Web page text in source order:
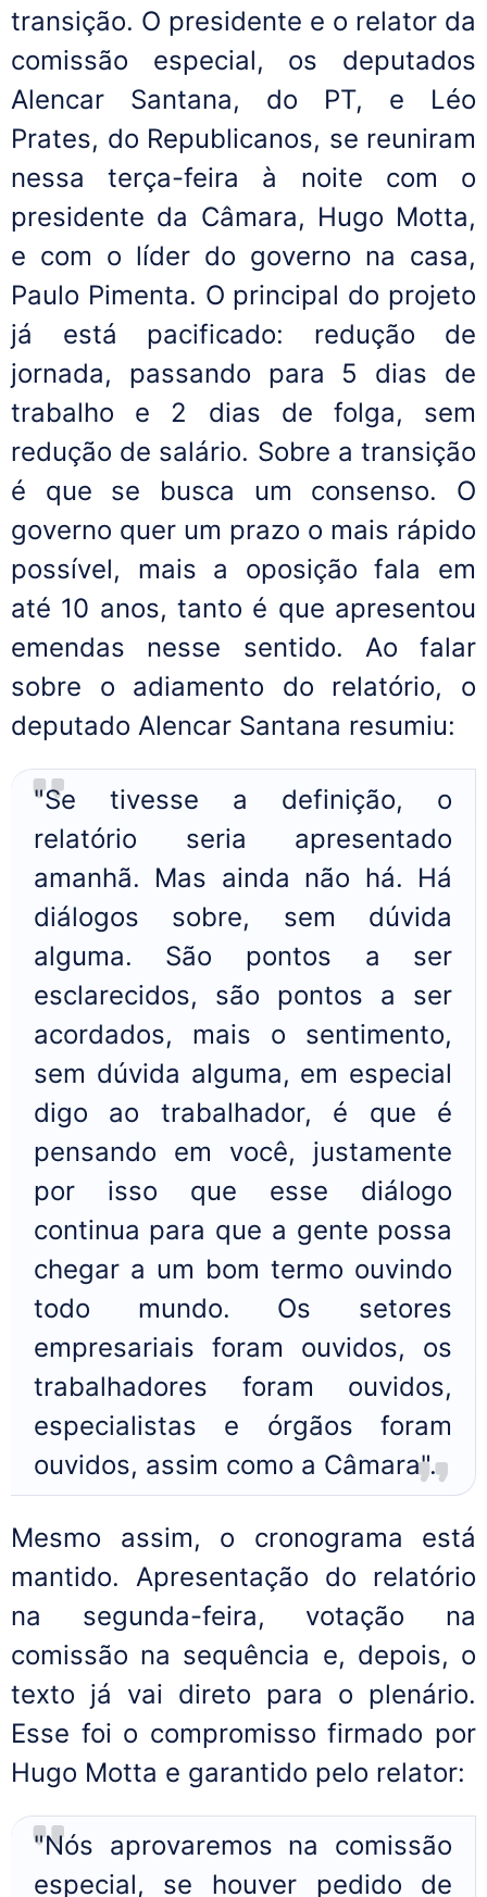
transição. O presidente e o relator da
comissão especial, os deputados
Alencar Santana, do PT, e Léo
Prates, do Republicanos, se reuniram
nessa terça-feira à noite com o
presidente da Câmara, Hugo Motta,
e com o líder do governo na casa,
Paulo Pimenta. O principal do projeto
já está pacificado: redução de
jornada, passando para 5 dias de
trabalho e 2 dias de folga, sem
redução de salário. Sobre a transição
é que se busca um consenso. O
governo quer um prazo o mais rápido
possível, mais a oposição fala em
até 10 anos, tanto é que apresentou
emendas nesse sentido. Ao falar
sobre o adiamento do relatório, o
deputado Alencar Santana resumiu:
"Se tivesse a definição, o
relatório seria apresentado
amanhã. Mas ainda não há. Há
diálogos sobre, sem dúvida
alguma. São pontos a ser
esclarecidos, são pontos a ser
acordados, mais o sentimento,
sem dúvida alguma, em especial
digo ao trabalhador, é que é
pensando em você, justamente
por isso que esse diálogo
continua para que a gente possa
chegar a um bom termo ouvindo
todo mundo. Os setores
empresariais foram ouvidos, os
trabalhadores foram ouvidos,
especialistas e órgãos foram
ouvidos, assim como a Câmara".
Mesmo assim, o cronograma está
mantido. Apresentação do relatório
na segunda-feira, votação na
comissão na sequência e, depois, o
texto já vai direto para o plenário.
Esse foi o compromisso firmado por
Hugo Motta e garantido pelo relator:
"Nós aprovaremos na comissão
especial, se houver pedido de